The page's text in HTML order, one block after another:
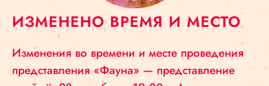
ИЗМЕНЕНО ВРЕМЯ И МЕСТО
Изменения во времени и месте проведения
представления «Фауна» — представление